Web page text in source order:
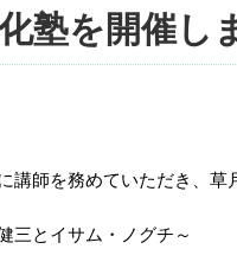
塾を開催し
師を務めていただき、草
三とイサム・ノグチ～